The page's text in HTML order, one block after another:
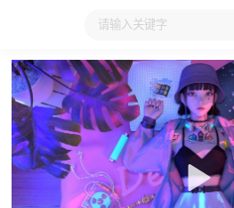
大家在看 日本动漫 国产动漫